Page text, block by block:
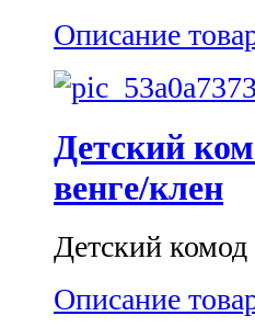
Описание
Детский
венге/клен
Детский
Описание